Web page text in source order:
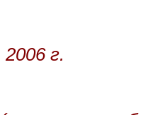
2006 г.